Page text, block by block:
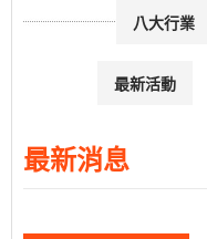
八大行業
最新活動
最新消息